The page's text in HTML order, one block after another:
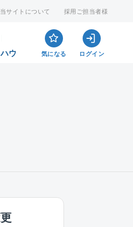
当サイトについて 採用ご担当者様
ウ 気になる ログイン